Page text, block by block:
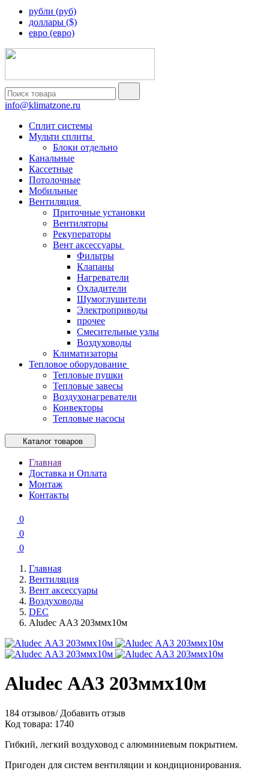
рубли (руб)
доллары ($)
евро (евро)
info@klimatzone.ru
Сплит системы
Мульти сплиты
Блоки отдельно
Канальные
Кассетные
Потолочные
Мобильные
Вентиляция
Приточные установки
Вентиляторы
Рекуператоры
Вент аксессуары
Фильтры
Клапаны
Нагреватели
Охладители
Шумоглушители
Электроприводы
прочее
Смесительные узлы
Воздуховоды
Климатизаторы
Тепловое оборудование
Тепловые пушки
Тепловые завесы
Воздухонагреватели
Конвекторы
Тепловые насосы
Каталог товаров
Главная
Доставка и Оплата
Монтаж
Контакты
0
0
0
Главная
Вентиляция
Вент аксессуары
Воздуховоды
DEC
Aludec АА3 203ммx10м
Aludec АА3 203ммx10м
184 отзывов/ Добавить отзыв
Код товара: 1740
Гибкий, легкий воздуховод с алюминиевым покрытием.
Пригоден для систем вентиляции и кондиционирования.